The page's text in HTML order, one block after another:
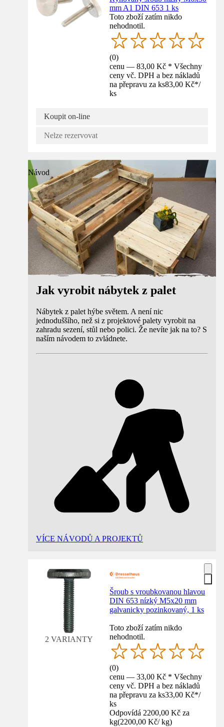
mm A1 DIN 653 1 ks
Toto zboží zatím nikdo
nehodnotil.
(0)
cenu — 83,00 Kč * Všechny
ceny vč. DPH a bez nákladů
na přepravu za ks83,00 Kč*/
ks
Koupit on-line
Nelze rezervovat
Návod
Jak vyrobit nábytek z palet
Nábytek z palet hýbe světem. A není nic
jednoduššího, než si z projektové palety vyrobit na
zahradu sezení, stůl nebo polici. Že nevíte jak na to? S
naším návodem to zvládnete.
VÍCE NÁVODŮ A PROJEKTŮ
2 VARIANTY
Šroub s vroubkovanou hlavou
DIN 653 nízký M5x20 mm
galvanicky pozinkovaný, 1 ks
Toto zboží zatím nikdo
nehodnotil.
(0)
cenu — 33,00 Kč * Všechny
ceny vč. DPH a bez nákladů
na přepravu za ks33,00 Kč*/
ks
Odpovídá 2200,00 Kč za
kg(2200,00 Kč/ kg)